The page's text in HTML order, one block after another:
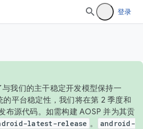
登录
我们的主干稳定开发模型保持一
的平台稳定性，我们将在第 2 季度和
布源代码。如需构建 AOSP 并为其贡
latest-release 。
android-